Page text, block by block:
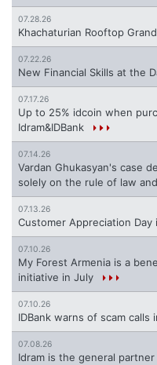
07.28.26
Khachaturian Rooftop
07.22.26
New Financial Skills at the
07.17.26
Up to 25% idcoin when
Idram&IDBank
07.14.26
Vardan Ghukasyan's case
solely on the rule of law
07.13.26
Customer Appreciation Day
07.10.26
My Forest Armenia is a
initiative in July
07.10.26
IDBank warns of scam
07.08.26
Idram is the general